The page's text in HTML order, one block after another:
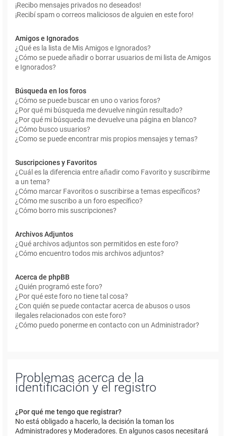
¡Recibo mensajes privados no deseados!
¡Recibí spam o correos maliciosos de alguien en este foro!
Amigos e Ignorados
¿Qué es la lista de Mis Amigos e Ignorados?
¿Cómo se puede añadir o borrar usuarios de mi lista de Amigos
e Ignorados?
Búsqueda en los foros
¿Cómo se puede buscar en uno o varios foros?
¿Por qué mi búsqueda me devuelve ningún resultado?
¿Por qué mi búsqueda me devuelve una página en blanco?
¿Cómo busco usuarios?
¿Como se puede encontrar mis propios mensajes y temas?
Suscripciones y Favoritos
¿Cuál es la diferencia entre añadir como Favorito y suscribirme
a un tema?
¿Cómo marcar Favoritos o suscribirse a temas específicos?
¿Cómo me suscribo a un foro específico?
¿Cómo borro mis suscripciones?
Archivos Adjuntos
¿Qué archivos adjuntos son permitidos en este foro?
¿Cómo encuentro todos mis archivos adjuntos?
Acerca de phpBB
¿Quién programó este foro?
¿Por qué este foro no tiene tal cosa?
¿Con quién se puede contactar acerca de abusos o usos
ilegales relacionados con este foro?
¿Cómo puedo ponerme en contacto con un Administrador?
Problemas acerca de la
identificación y el registro
¿Por qué me tengo que registrar?
No está obligado a hacerlo, la decisión la toman los
Administradores y Moderadores. En algunos casos necesitará